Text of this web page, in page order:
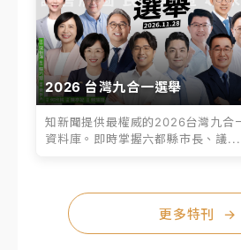
2026 台灣九合一選舉
知新聞提供最權威的2026台灣九合
資料庫。即時掌握六都縣市長、議...
更多特刊 →